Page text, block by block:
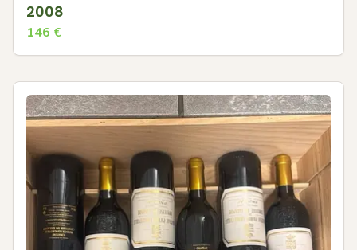
2008
146 €